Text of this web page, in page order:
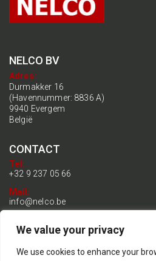
We value your privacy
We use cookies to enhance your
NELCO BV
Adres:
Durmakker 16
(Havennummer: 8836 A)
9940 Evergem
België
CONTACT
Tel:
+32 9 237 05 66
Mail:
info@nelco.be
BE 0899.192.770
General terms & conditions